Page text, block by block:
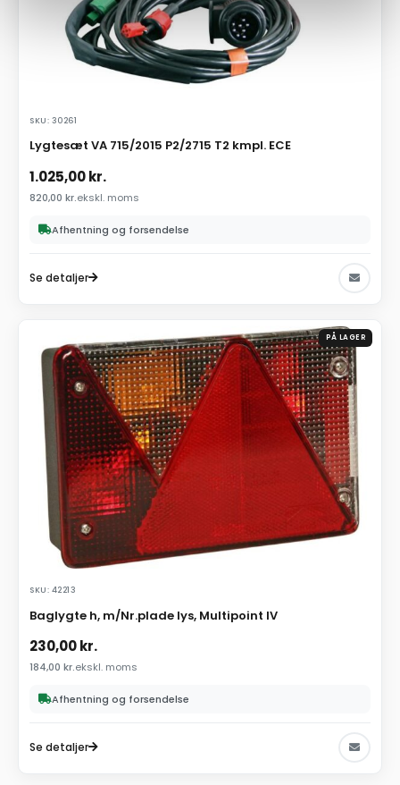
SKU: 30261
Lygtesæt VA 715/2015 P2/2715 T2 kmpl. ECE
1.025,00kr.
820,00 kr.ekskl. moms
Afhentning og forsendelse
Se detaljer
PÅ LAGER
SKU: 42213
Baglygte h, m/Nr.plade lys, Multipoint IV
230,00kr.
184,00 kr.ekskl. moms
Afhentning og forsendelse
Se detaljer